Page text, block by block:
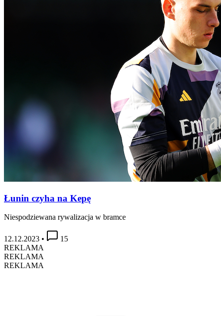
Łunin czyha na Kepę
Niespodziewana rywalizacja w bramce
12.12.2023 •
15
REKLAMA
REKLAMA
REKLAMA